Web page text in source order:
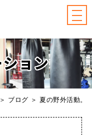
＞ ブログ ＞ 夏の野外活動。